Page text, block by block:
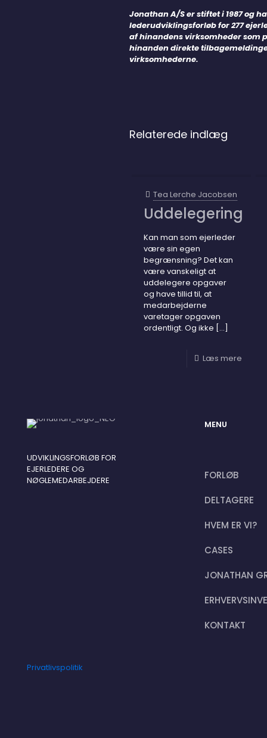
Jonathan A/S er stiftet i 1987 og
lederudviklingsforløb for 277
af hinandens virksomheder som
hinanden direkte
virksomhederne.
Relaterede indlæg
Tea Lerche Jacobsen
Uddelegering
Kan man som ejerleder
være sin egen
begrænsning? Det kan
være vanskeligt at
uddelegere opgaver
og have tillid til, at
medarbejderne
varetager opgaven
ordentligt. Og ikke […]
Læs mere
UDVIKLINGSFORLØB FOR
EJERLEDERE OG
NØGLEMEDARBEJDERE
MENU
FORLØB
DELTAGERE
HVEM ER VI?
CASES
JONATHAN
KONTAKT
Privatlivspolitik